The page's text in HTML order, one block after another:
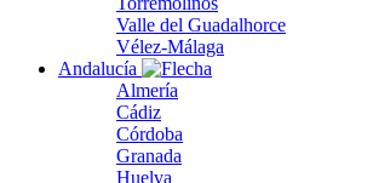
Valle del Guadalhorce
Vélez-Málaga
Andalucía
Almería
Cádiz
Córdoba
Granada
Huelva